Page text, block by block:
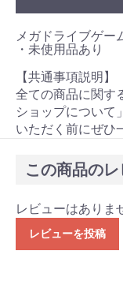
メガドライブゲー
・未使用品あり
【共通事項説明】
全ての商品に関す
ショップについて
いただく前にぜひ
この商品の
レビューはありま
レビューを投稿